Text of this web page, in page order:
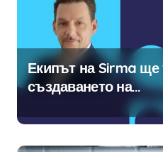
Екипът на Sirma ще
създаването на
международните
навлизане на
интелект в